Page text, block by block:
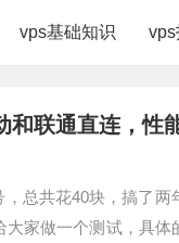
vps基础知识 vps
和联通直连，性
总共花40块，搞了两
家做一个测试，具体